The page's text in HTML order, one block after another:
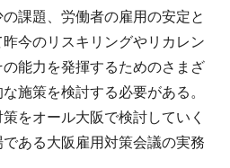
課題、労働者の雇用の安定と
今のリスキリングやリカレン
の能力を発揮するためのさまざ
施策を検討する必要がある。
をオール大阪で検討していく
ある大阪雇用対策会議の実務